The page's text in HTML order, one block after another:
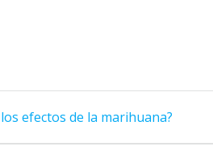
efectos de la marihuana?